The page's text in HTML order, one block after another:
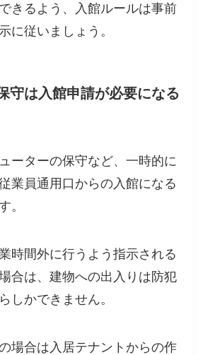
きるよう、入館ルールは事前
に従いましょう。
守は入館申請が必要になる
ーターの保守など、一時的に
業員通用口からの入館になる
。
時間外に行うよう指示される
合は、建物への出入りは防犯
しかできません。
場合は入居テナントからの作